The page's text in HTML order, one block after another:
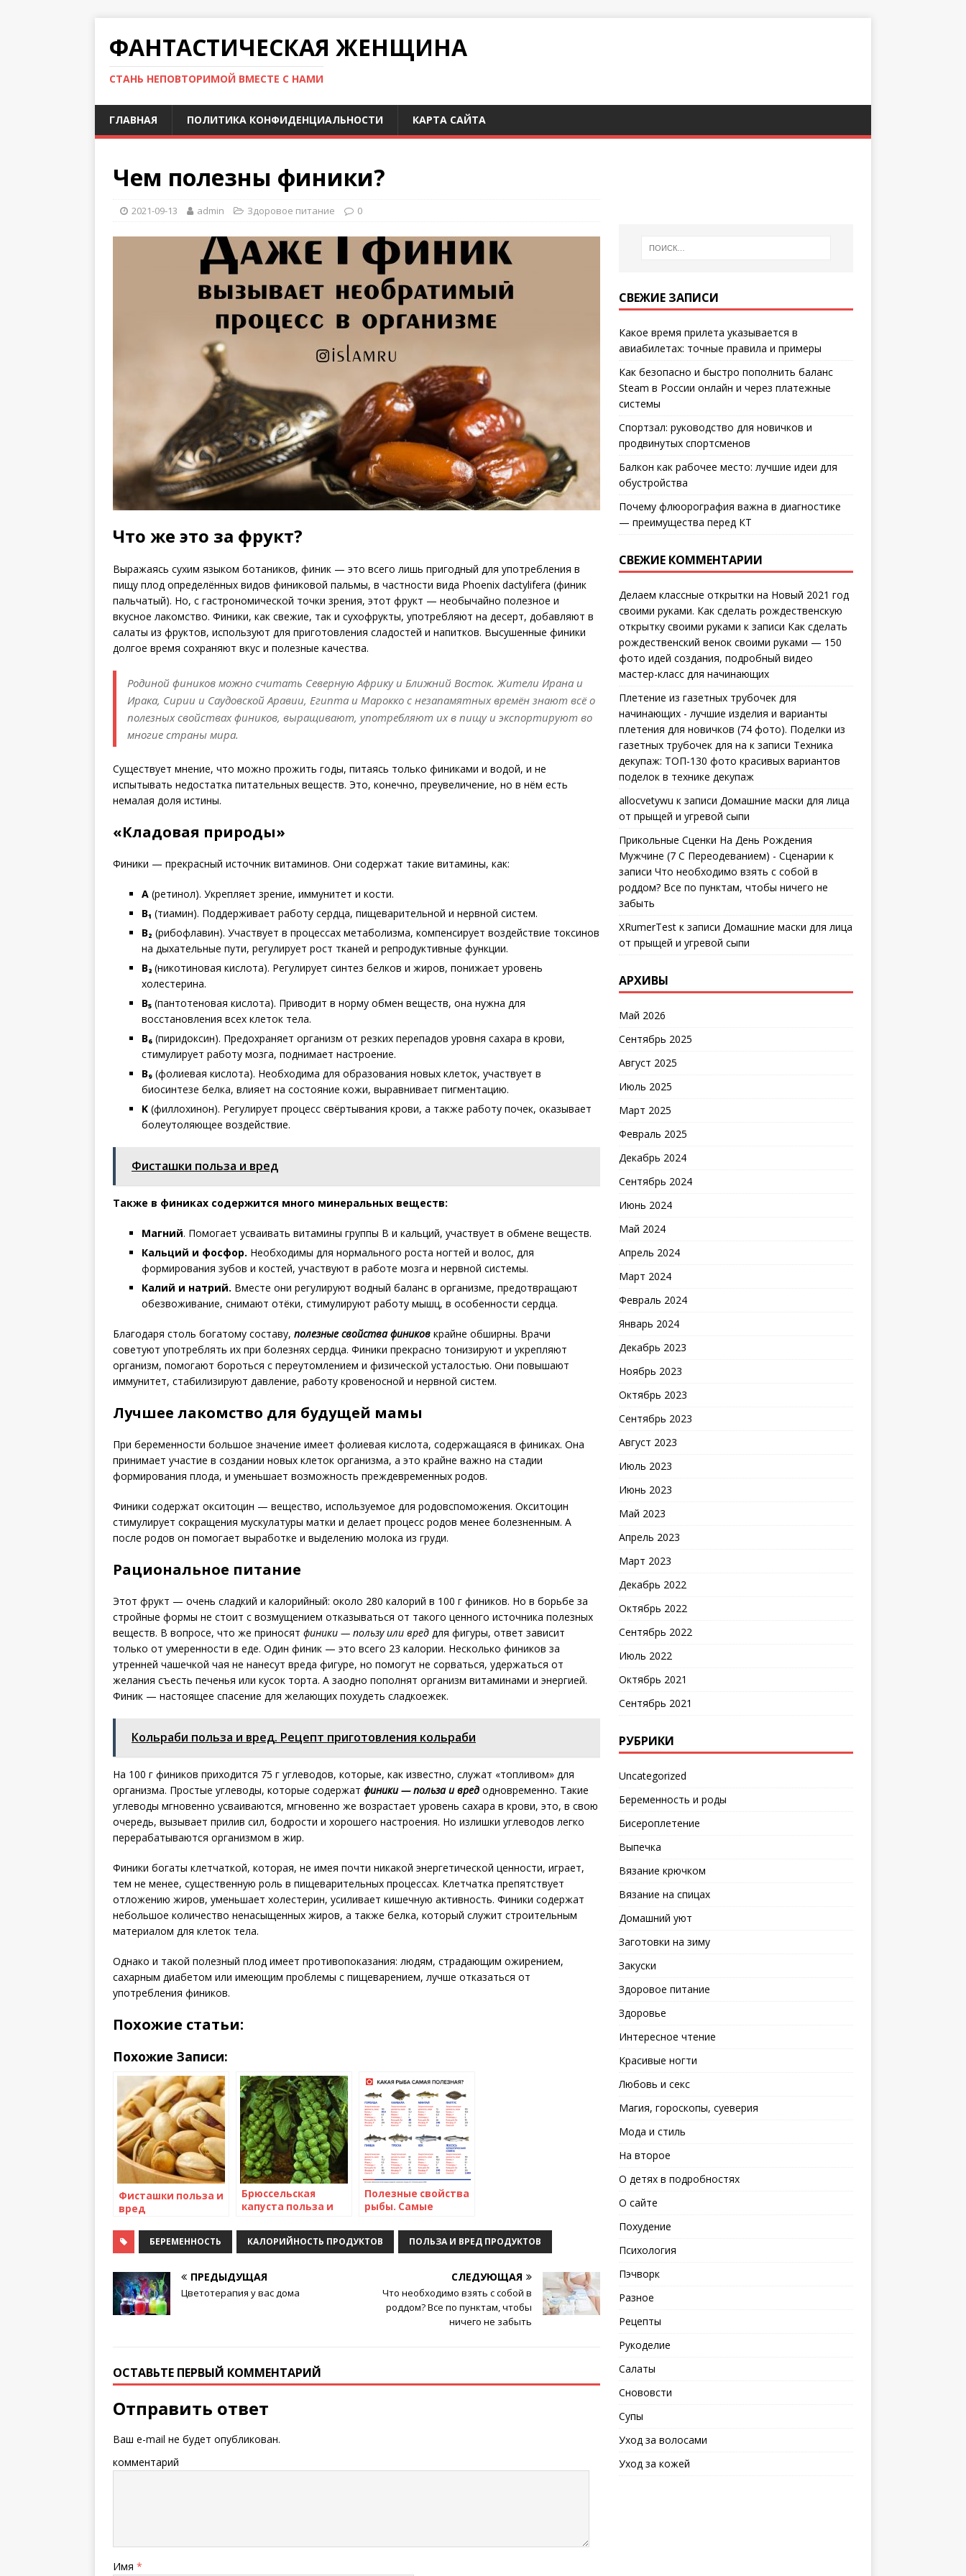
ФАНТАСТИЧЕСКАЯ ЖЕНЩИНА
СТАНЬ НЕПОВТОРИМОЙ ВМЕСТЕ С НАМИ
ГЛАВНАЯ ПОЛИТИКА КОНФИДЕНЦИАЛЬНОСТИ КАРТА САЙТА
Чем полезны финики?
2021-09-13 admin Здоровое питание 0
Что же это за фрукт?
Выражаясь сухим языком ботаников, финик — это всего лишь пригодный для употребления в
пищу плод определённых видов финиковой пальмы, в частности вида Phoenix dactylifera (финик
пальчатый). Но, с гастрономической точки зрения, этот фрукт — необычайно полезное и
вкусное лакомство. Финики, как свежие, так и сухофрукты, употребляют на десерт, добавляют в
салаты из фруктов, используют для приготовления сладостей и напитков. Высушенные финики
долгое время сохраняют вкус и полезные качества.
Родиной фиников можно считать Северную Африку и Ближний Восток. Жители Ирана и
Ирака, Сирии и Саудовской Аравии, Египта и Марокко с незапамятных времён знают всё о
полезных свойствах фиников, выращивают, употребляют их в пищу и экспортируют во
многие страны мира.
Существует мнение, что можно прожить годы, питаясь только финиками и водой, и не
испытывать недостатка питательных веществ. Это, конечно, преувеличение, но в нём есть
немалая доля истины.
«Кладовая природы»
Финики — прекрасный источник витаминов. Они содержат такие витамины, как:
А (ретинол). Укрепляет зрение, иммунитет и кости.
B₁ (тиамин). Поддерживает работу сердца, пищеварительной и нервной систем.
B₂ (рибофлавин). Участвует в процессах метаболизма, компенсирует воздействие токсинов
на дыхательные пути, регулирует рост тканей и репродуктивные функции.
B₃ (никотиновая кислота). Регулирует синтез белков и жиров, понижает уровень
холестерина.
B₅ (пантотеновая кислота). Приводит в норму обмен веществ, она нужна для
восстановления всех клеток тела.
B₆ (пиридоксин). Предохраняет организм от резких перепадов уровня сахара в крови,
стимулирует работу мозга, поднимает настроение.
B₉ (фолиевая кислота). Необходима для образования новых клеток, участвует в
биосинтезе белка, влияет на состояние кожи, выравнивает пигментацию.
K (филлохинон). Регулирует процесс свёртывания крови, а также работу почек, оказывает
болеутоляющее воздействие.
Фисташки польза и вред
Также в финиках содержится много минеральных веществ:
Магний. Помогает усваивать витамины группы B и кальций, участвует в обмене веществ.
Кальций и фосфор. Необходимы для нормального роста ногтей и волос, для
формирования зубов и костей, участвуют в работе мозга и нервной системы.
Калий и натрий. Вместе они регулируют водный баланс в организме, предотвращают
обезвоживание, снимают отёки, стимулируют работу мышц, в особенности сердца.
Благодаря столь богатому составу, полезные свойства фиников крайне обширны. Врачи
советуют употреблять их при болезнях сердца. Финики прекрасно тонизируют и укрепляют
организм, помогают бороться с переутомлением и физической усталостью. Они повышают
иммунитет, стабилизируют давление, работу кровеносной и нервной систем.
Лучшее лакомство для будущей мамы
При беременности большое значение имеет фолиевая кислота, содержащаяся в финиках. Она
принимает участие в создании новых клеток организма, а это крайне важно на стадии
формирования плода, и уменьшает возможность преждевременных родов.
Финики содержат ­окситоцин — вещество, используемое для родовспоможения. Окситоцин
стимулирует сокращения мускулатуры матки и делает процесс родов менее болезненным. А
после родов он помогает выработке и выделению молока из груди.
Рациональное питание
Этот фрукт — очень сладкий и калорийный: около 280 калорий в 100 г фиников. Но в борьбе за
стройные формы не стоит с возмущением отказываться от такого ценного источника полезных
веществ. В вопросе, что же приносят финики — пользу или вред для фигуры, ответ зависит
только от умеренности в еде. Один финик — это всего 23 калории. Несколько фиников за
утренней чашечкой чая не нанесут вреда фигуре, но помогут не сорваться, удержаться от
желания съесть печенья или кусок торта. А заодно пополнят организм витаминами и энергией.
Финик — настоящее спасение для желающих похудеть сладкоежек.
Кольраби польза и вред. Рецепт приготовления кольраби
На 100 г фиников приходится 75 г углеводов, которые, как известно, служат «топливом» для
организма. Простые углеводы, которые содержат финики — польза и вред одновременно. Такие
углеводы мгновенно усваиваются, мгновенно же возрастает уровень сахара в крови, это, в свою
очередь, вызывает прилив сил, бодрости и хорошего настроения. Но излишки углеводов легко
перерабатываются организмом в жир.
Финики богаты клетчаткой, которая, не имея почти никакой энергетической ценности, играет,
тем не менее, существенную роль в пищеварительных процессах. Клетчатка препятствует
отложению жиров, уменьшает холестерин, усиливает кишечную активность. Финики содержат
небольшое количество ненасыщенных жиров, а также белка, который служит строительным
материалом для клеток тела.
Однако и такой полезный плод имеет противопоказания: людям, страдающим ожирением,
сахарным диабетом или имеющим проблемы с пищеварением, лучше отказаться от
употребления фиников.
Похожие статьи:
Похожие Записи:
Фисташки польза и
вред
Брюссельская
капуста польза и
приготовления
брюссельской
Полезные свойства
рыбы. Самые
рыбы
БЕРЕМЕННОСТЬ КАЛОРИЙНОСТЬ ПРОДУКТОВ ПОЛЬЗА И ВРЕД ПРОДУКТОВ
ПРЕДЫДУЩАЯ
Цветотерапия у вас дома
СЛЕДУЮЩАЯ
Что необходимо взять с собой в
роддом? Все по пунктам, чтобы
ничего не забыть
ОСТАВЬТЕ ПЕРВЫЙ КОММЕНТАРИЙ
Отправить ответ
Ваш e-mail не будет опубликован.
комментарий
Имя *
СВЕЖИЕ ЗАПИСИ
Какое время прилета указывается в
авиабилетах: точные правила и примеры
Как безопасно и быстро пополнить баланс
Steam в России онлайн и через платежные
системы
Спортзал: руководство для новичков и
продвинутых спортсменов
Балкон как рабочее место: лучшие идеи для
обустройства
Почему флюорография важна в диагностике
— преимущества перед КТ
СВЕЖИЕ КОММЕНТАРИИ
Делаем классные открытки на Новый 2021 год
своими руками. Как сделать рождественскую
открытку своими руками к записи Как сделать
рождественский венок своими руками — 150
фото идей создания, подробный видео
мастер-класс для начинающих
Плетение из газетных трубочек для
начинающих - лучшие изделия и варианты
плетения для новичков (74 фото). Поделки из
газетных трубочек для на к записи Техника
декупаж: ТОП-130 фото красивых вариантов
поделок в технике декупаж
allocvetywu к записи Домашние маски для лица
от прыщей и угревой сыпи
Прикольные Сценки На День Рождения
Мужчине (7 С Переодеванием) - Сценарии к
записи Что необходимо взять с собой в
роддом? Все по пунктам, чтобы ничего не
забыть
XRumerTestк записи Домашние маски для лица
от прыщей и угревой сыпи
АРХИВЫ
Май 2026
Сентябрь 2025
Август 2025
Июль 2025
Март 2025
Февраль 2025
Декабрь 2024
Сентябрь 2024
Июнь 2024
Май 2024
Апрель 2024
Март 2024
Февраль 2024
Январь 2024
Декабрь 2023
Ноябрь 2023
Октябрь 2023
Сентябрь 2023
Август 2023
Июль 2023
Июнь 2023
Май 2023
Апрель 2023
Март 2023
Декабрь 2022
Октябрь 2022
Сентябрь 2022
Июль 2022
Октябрь 2021
Сентябрь 2021
РУБРИКИ
Uncategorized
Беременность и роды
Бисероплетение
Выпечка
Вязание крючком
Вязание на спицах
Домашний уют
Заготовки на зиму
Закуски
Здоровое питание
Здоровье
Интересное чтение
Красивые ногти
Любовь и секс
Магия, гороскопы, суеверия
Мода и стиль
На второе
О детях в подробностях
О сайте
Похудение
Психология
Пэчворк
Разное
Рецепты
Рукоделие
Салаты
Снововсти
Супы
Уход за волосами
Уход за кожей